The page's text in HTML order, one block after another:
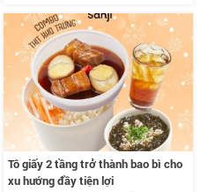
Tô giấy 2 tầng trở thành bao bì cho
xu hướng đầy tiện lợi